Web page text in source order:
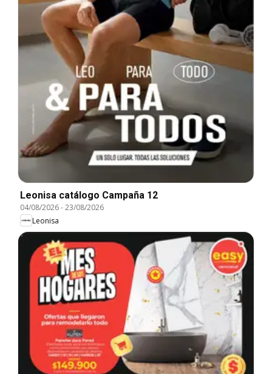
Leonisa catálogo Campaña 12
04/08/2026-23/08/2026
Leonisa